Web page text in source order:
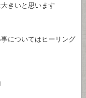
きいと思います
についてはヒーリング